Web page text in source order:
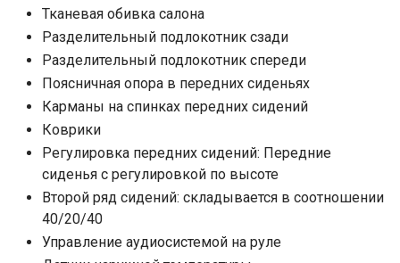
Тканевая обивка салона
Разделительный подлокотник сзади
Разделительный подлокотник спереди
Поясничная опора в передних сиденьях
Карманы на спинках передних сидений
Коврики
Регулировка передних сидений: Передние
сиденья с регулировкой по высоте
Второй ряд сидений: складывается в соотношении
40/20/40
Управление аудиосистемой на руле